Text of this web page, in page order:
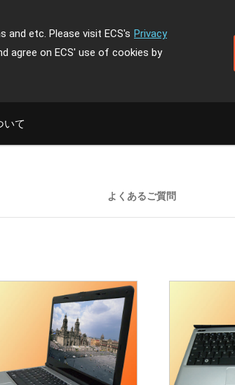
etc. Please visit ECS's Privacy
agree on ECS' use of cookies by
いて
よくあるご質問